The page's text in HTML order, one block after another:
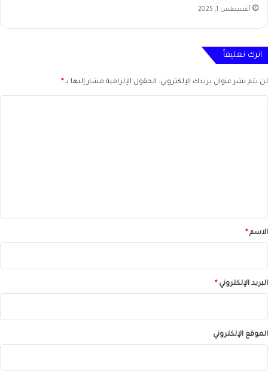
أغسطس 1, 2025
اترك تعليقاً
لن يتم نشر عنوان بريدك الإلكتروني. الحقول الإلزامية مشار إليها بـ*
*الاسم*
البريد الإلكتروني*
الموقع الإلكتروني